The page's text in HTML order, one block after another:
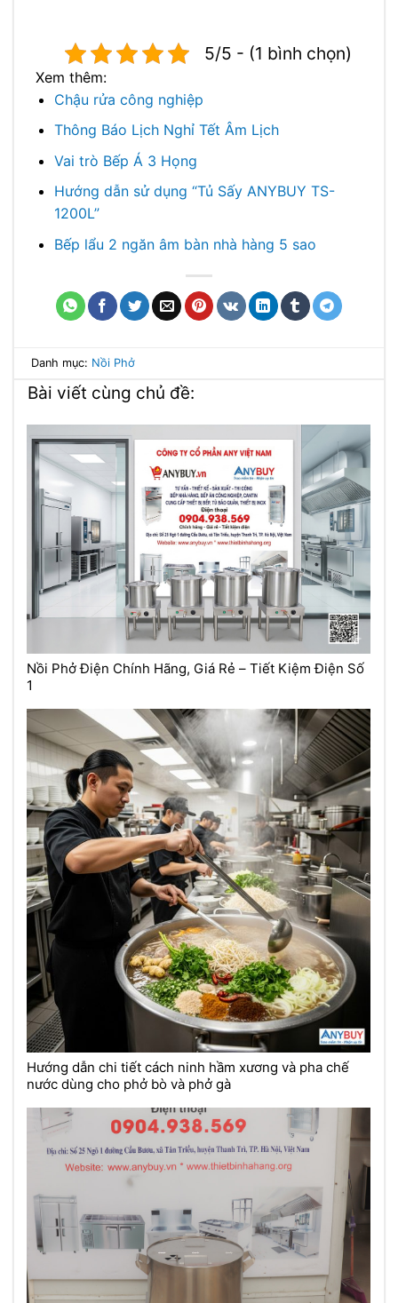
5/5 - (1 bình chọn)
Xem thêm:
Chậu rửa công nghiệp
Thông Báo Lịch Nghỉ Tết Âm Lịch
Vai trò Bếp Á 3 Họng
Hướng dẫn sử dụng “Tủ Sấy ANYBUY TS-
1200L”
Bếp lẩu 2 ngăn âm bàn nhà hàng 5 sao
Danh mục: Nồi Phở
Bài viết cùng chủ đề:
Nồi Phở Điện Chính Hãng, Giá Rẻ – Tiết Kiệm Điện Số
1
Hướng dẫn chi tiết cách ninh hầm xương và pha chế
nước dùng cho phở bò và phở gà